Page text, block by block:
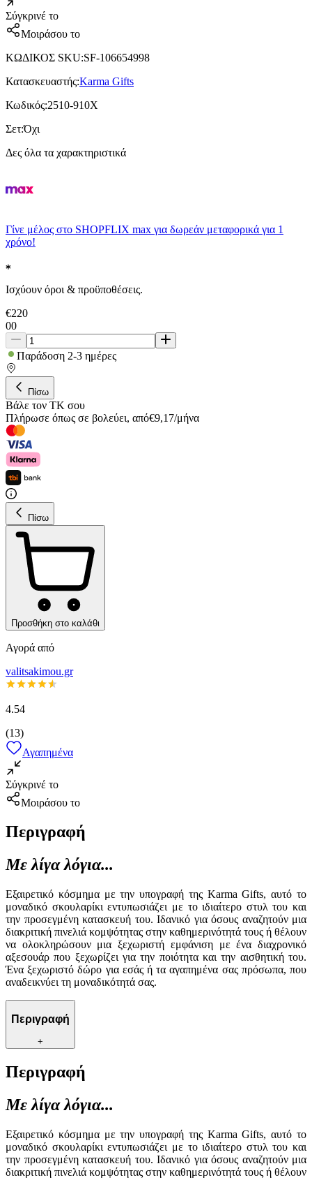
Σύγκρινέ το
Μοιράσου το
ΚΩΔΙΚΟΣ SKU:SF-106654998
Κατασκευαστής:Karma Gifts
Κωδικός:2510-910X
Σετ:Όχι
Δες όλα τα χαρακτηριστικά
Γίνε μέλος στο SHOPFLIX max για δωρεάν μεταφορικά για 1
χρόνο!
Ισχύουν όροι & προϋποθέσεις.
€220
00
Παράδοση 2-3 ημέρες
Πίσω
Βάλε τον ΤΚ σου
Πλήρωσε όπως σε βολεύει, από€9,17/μήνα
Πίσω
Προσθήκη στο καλάθι
Αγορά από
valitsakimou.gr
4.54
(13)
Αγαπημένα
Σύγκρινέ το
Μοιράσου το
Περιγραφή
Με λίγα λόγια...
Εξαιρετικό κόσμημα με την υπογραφή της Karma Gifts, αυτό το
μοναδικό σκουλαρίκι εντυπωσιάζει με το ιδιαίτερο στυλ του και
την προσεγμένη κατασκευή του. Ιδανικό για όσους αναζητούν μια
διακριτική πινελιά κομψότητας στην καθημερινότητά τους ή θέλουν
να ολοκληρώσουν μια ξεχωριστή εμφάνιση με ένα διαχρονικό
αξεσουάρ που ξεχωρίζει για την ποιότητα και την αισθητική του.
Ένα ξεχωριστό δώρο για εσάς ή τα αγαπημένα σας πρόσωπα, που
αναδεικνύει τη μοναδικότητά σας.
Περιγραφή
+
Περιγραφή
Με λίγα λόγια...
Εξαιρετικό κόσμημα με την υπογραφή της Karma Gifts, αυτό το
μοναδικό σκουλαρίκι εντυπωσιάζει με το ιδιαίτερο στυλ του και
την προσεγμένη κατασκευή του. Ιδανικό για όσους αναζητούν μια
διακριτική πινελιά κομψότητας στην καθημερινότητά τους ή θέλουν